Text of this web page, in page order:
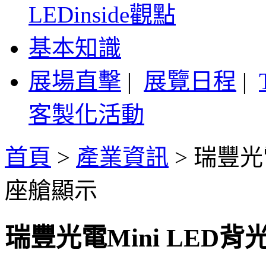
LEDinside觀點
基本知識
展場直擊 | 展覽日程 |
客製化活動
首頁 > 產業資訊 > 瑞豐
座艙顯示
瑞豐光電Mini LED背